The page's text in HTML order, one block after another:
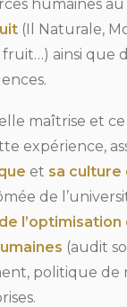
humaines au
(Il Naturale,
fruit…) ainsi que
elle maîtrise et
expérience,
et sa culture
de
l’optimisation
(audit
politique de